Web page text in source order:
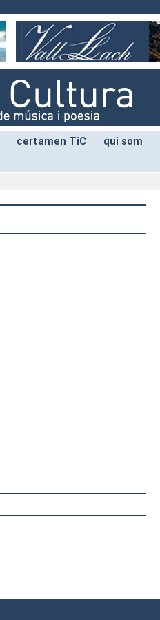
certamen TiC qui som